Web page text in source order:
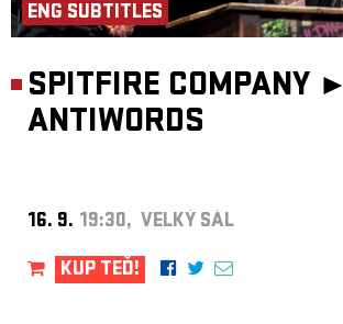
ENG SUBTITLES
SPITFIRE COMPANY ►
ANTIWORDS
16. 9. 19:30, VELKÝ SÁL
KUP TEĎ!